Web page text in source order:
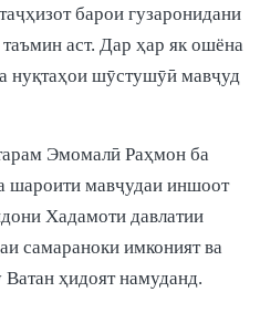
барои гузаронидани
аст. Дар ҳар як ошёна
нуқтаҳои шӯстушӯӣ мавҷуд
Эмомалӣ Раҳмон ба
шароити мавҷудаи иншоот
Хадамоти давлатии
самараноки имконият ва
ҳидоят намуданд.